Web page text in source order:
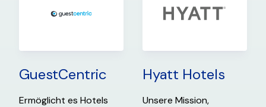
GuestCentric
Ermöglicht es Hotels
Hyatt Hotels
Unsere Mission,